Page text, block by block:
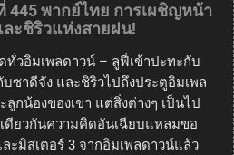
445 พากย์ไทย การเผชิญหน้า
ะชิริวแห่งสายฝน!
ทั่วอิมเพลดาวน์ – ลูฟี่เข้าปะทะกับ
ซาดีจัง และชิริวไปถึงประตูอิมเพล
กน้องของเขา แต่สิ่งต่างๆ เป็นไป
ดียวกันความคิดอันเฉียบแหลมขอ
ะมิสเตอร์ 3 จากอิมเพลดาวน์แล้ว